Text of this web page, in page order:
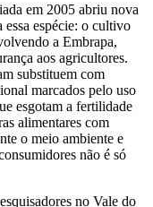
em 2005 abriu nova
essa espécie: o cultivo
a Embrapa,
aos agricultores.
substituem com
marcados pelo uso
esgotam a fertilidade
alimentares com
o meio ambiente e
não é só
no Vale do